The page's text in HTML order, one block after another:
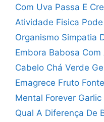
Com Uva Passa E
Atividade Fisica
Organismo Simpatia
Embora Babosa Com
Cabelo Chá Verde
Emagrece Fruto
Mental Forever
Qual A Diferença De